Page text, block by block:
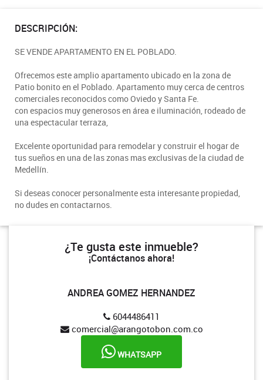
DESCRIPCIÓN:
SE VENDE APARTAMENTO EN EL POBLADO.
Ofrecemos este amplio apartamento ubicado en la zona de
Patio bonito en el Poblado. Apartamento muy cerca de centros
comerciales reconocidos como Oviedo y Santa Fe.
con espacios muy generosos en área e iluminación, rodeado de
una espectacular terraza,
Excelente oportunidad para remodelar y construir el hogar de
tus sueños en una de las zonas mas exclusivas de la ciudad de
Medellín.
Si deseas conocer personalmente esta interesante propiedad,
no dudes en contactarnos.
¿Te gusta este inmueble?
¡Contáctanos ahora!
ANDREA GOMEZ HERNANDEZ
6044486411
comercial@arangotobon.com.co
WHATSAPP